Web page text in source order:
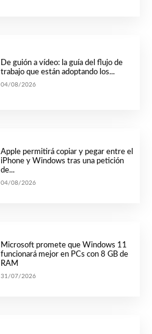
De guión a vídeo: la guía del flujo de
trabajo que están adoptando los...
04/08/2026
Apple permitirá copiar y pegar entre el
iPhone y Windows tras una petición
de...
04/08/2026
Microsoft promete que Windows 11
funcionará mejor en PCs con 8 GB de
RAM
31/07/2026